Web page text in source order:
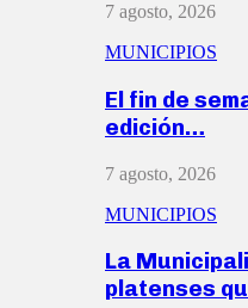
7 agosto, 2026
MUNICIPIOS
El fin de
edición…
7 agosto, 2026
MUNICIPIOS
La
platenses